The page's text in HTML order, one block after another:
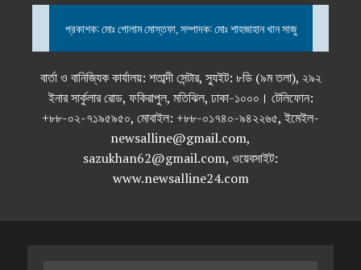
প্রকাশক: মোঃ গোলাম মোস্তফা, সম্পাদক: মোঃ শাহজাহান খান সাজু
বার্তা ও বানিজ্যিক কার্যালয়: শতাব্দী সেন্টার, স্যুইট: ৮ডি (৯ম তলা), ২৯২
ইনার সার্কুলার রোড, ফকিরাপুল, মতিঝিল, ঢাকা-১০০০। টেলিফোন:
+৮৮-০২-৭১৯৫৯৫০, মোবাইল: +৮৮-০১৭৪০-৯৪২২৬৫, ইমেইল-
newsalline@gmail.com,
sazukhan62@gmail.com, ওয়েবসাইট:
www.newsalline24.com